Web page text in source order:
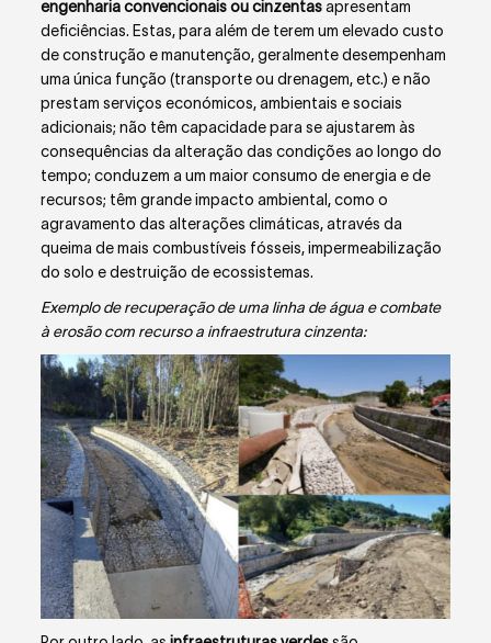
engenharia convencionais ou cinzentasapresentam
deficiências. Estas, para além de terem um elevado custo
de construção e manutenção, geralmente desempenham
uma única função (transporte ou drenagem, etc.) e não
prestam serviços económicos, ambientais e sociais
adicionais; não têm capacidade para se ajustarem às
consequências da alteração das condições ao longo do
tempo; conduzem a um maior consumo de energia e de
recursos; têm grande impacto ambiental, como o
agravamento das alterações climáticas, através da
queima de mais combustíveis fósseis, impermeabilização
do solo e destruição de ecossistemas.
Exemplo de recuperação de uma linha de água e combate
à erosão com recurso a infraestrutura cinzenta: